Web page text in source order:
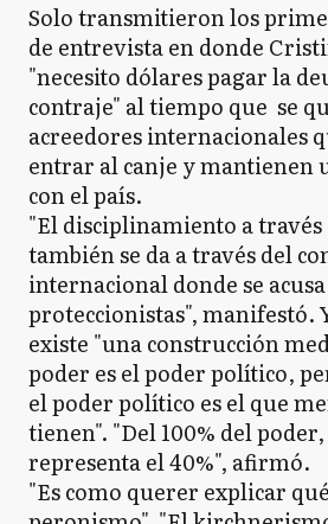
Solo transmitieron los
de entrevista en donde
"necesito dólares pagar la
contraje" al tiempo que se
acreedores internacionales
entrar al canje y
con el país.
"El disciplinamiento a través
también se da a través del
internacional donde se acusa
proteccionistas", manifestó.
existe "una construcción
poder es el poder político,
el poder político es el que
tienen". "Del 100% del
representa el 40%", afirmó.
"Es como querer explicar